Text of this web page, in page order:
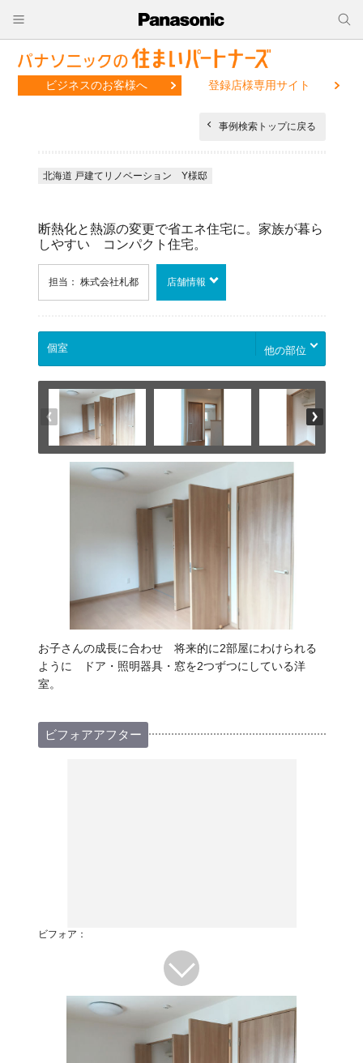
ビジネスのお客様へ 登録店様専用サイト
事例検索トップに戻る
北海道 戸建てリノベーション Y様邸
断熱化と熱源の変更で省エネ住宅に。家族が暮ら
しやすい コンパクト住宅。
担当： 株式会社札都 店舗情報
他の部位
お子さんの成長に合わせ 将来的に2部屋にわけられる
ように ドア・照明器具・窓を2つずつにしている洋
室。
ビフォアアフター
ビフォア：